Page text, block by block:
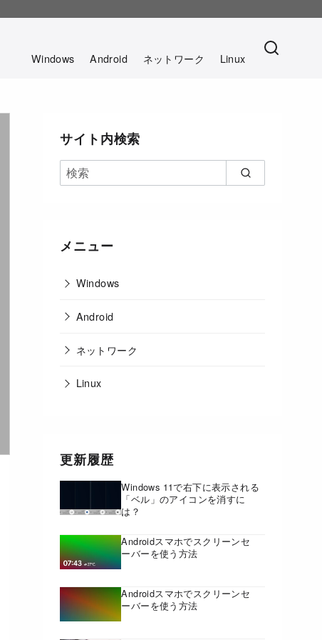
Windows Android ネットワーク Linux
サイト内検索
メニュー
Windows
Android
ネットワーク
Linux
更新履歴
Windows 11で右下に表示される
「ベル」のアイコンを消すに
は？
Androidスマホでスクリーンセ
ーバーを使う方法
Androidスマホでスクリーンセ
ーバーを使う方法